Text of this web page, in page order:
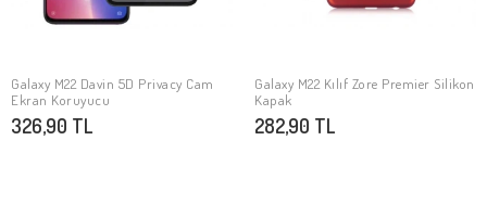
SEPETE EKLE
Galaxy M22 Davin 5D Privacy Cam
Ekran Koruyucu
326,90 TL
SEPETE EKLE
Galaxy M22 Kılıf Zore Premier Silikon
Kapak
282,90 TL